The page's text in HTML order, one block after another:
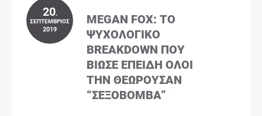
20.
ΣΕΠΤΈΜΒΡΙΟΣ
2019
MEGAN FOX: ΤΟ
ΨΥΧΟΛΟΓΙΚΌ
BREAKDOWN ΠΟΥ
ΒΊΩΣΕ ΕΠΕΙΔΉ ΌΛΟΙ
ΤΗΝ ΘΕΩΡΟΎΣΑΝ
“ΣΕΞΟΒΌΜΒΑ”